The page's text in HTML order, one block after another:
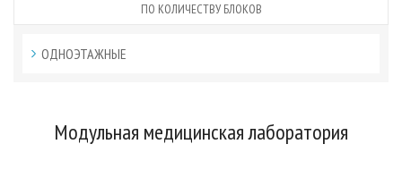
ПО КОЛИЧЕСТВУ БЛОКОВ
ОДНОЭТАЖНЫЕ
Модульная медицинская лаборатория